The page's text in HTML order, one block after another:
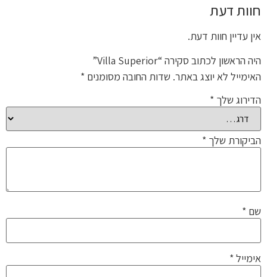
חוות דעת
אין עדיין חוות דעת.
היה הראשון לכתוב סקירה “Villa Superior”
האימייל לא יוצג באתר. שדות החובה מסומנים *
הדירוג שלך *
הביקורת שלך *
שם *
אימייל *